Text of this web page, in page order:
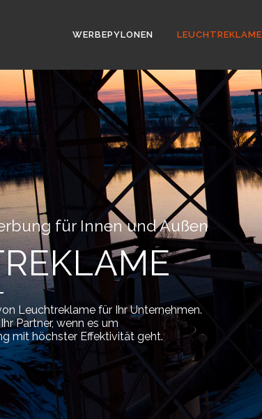
WERBEPYLONEN LEUCHTREKLAME
für Innen und Außen
Leuchtreklame für Ihr Unternehmen.
Partner, wenn es um
mit höchster Effektivität geht.